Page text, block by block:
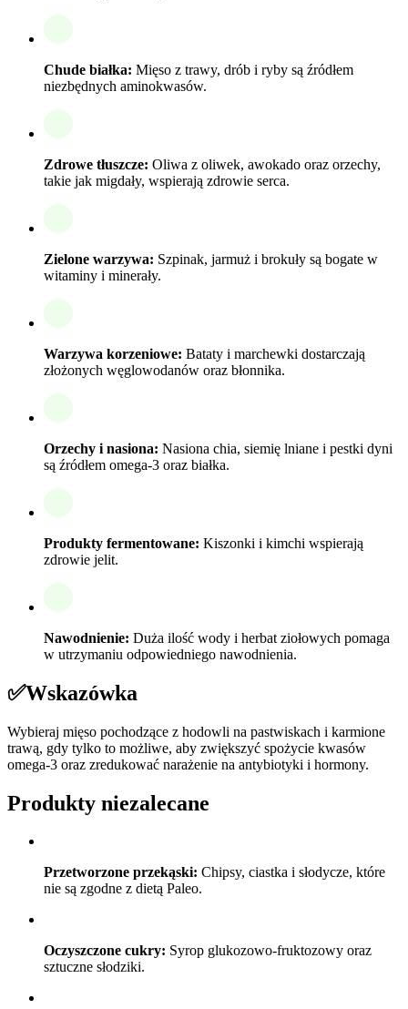
Chude białka: Mięso z trawy, drób i ryby są źródłem
niezbędnych aminokwasów.
Zdrowe tłuszcze: Oliwa z oliwek, awokado oraz orzechy,
takie jak migdały, wspierają zdrowie serca.
Zielone warzywa: Szpinak, jarmuż i brokuły są bogate w
witaminy i minerały.
Warzywa korzeniowe: Bataty i marchewki dostarczają
złożonych węglowodanów oraz błonnika.
Orzechy i nasiona: Nasiona chia, siemię lniane i pestki dyni
są źródłem omega-3 oraz białka.
Produkty fermentowane: Kiszonki i kimchi wspierają
zdrowie jelit.
Nawodnienie: Duża ilość wody i herbat ziołowych pomaga
w utrzymaniu odpowiedniego nawodnienia.
✅Wskazówka
Wybieraj mięso pochodzące z hodowli na pastwiskach i karmione
trawą, gdy tylko to możliwe, aby zwiększyć spożycie kwasów
omega-3 oraz zredukować narażenie na antybiotyki i hormony.
Produkty niezalecane
Przetworzone przekąski: Chipsy, ciastka i słodycze, które
nie są zgodne z dietą Paleo.
Oczyszczone cukry: Syrop glukozowo-fruktozowy oraz
sztuczne słodziki.